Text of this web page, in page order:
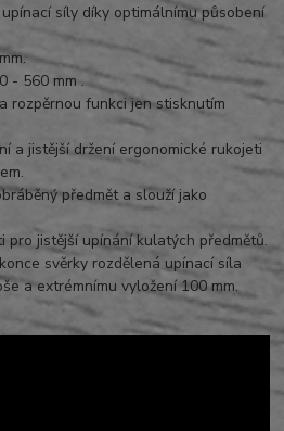
síly díky optimálnímu působení
- 560 mm .
rozpěrnou funkci jen stisknutím
a jistější držení ergonomické rukojeti
předmět a slouží jako
pro jistější upínání kulatých předmětů.
svěrky rozdělená upínací síla
a extrémnímu vyložení 100 mm.